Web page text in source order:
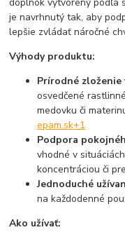
je navrhnutý tak, aby
lepšie zvládať náročné
Výhody produktu:
Prírodné
osvedčené
medovku či
epam.sk+1
Podpora
vhodné v
koncentráciou či
Jednoduché
na každodenné
Ako užívať: